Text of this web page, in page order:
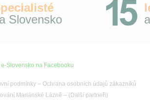
Slovensko
Slovensko na Facebooku
podmínky– Ochrana osobních údajů zákazníků
Mariánské Lázně – (Další partneři)